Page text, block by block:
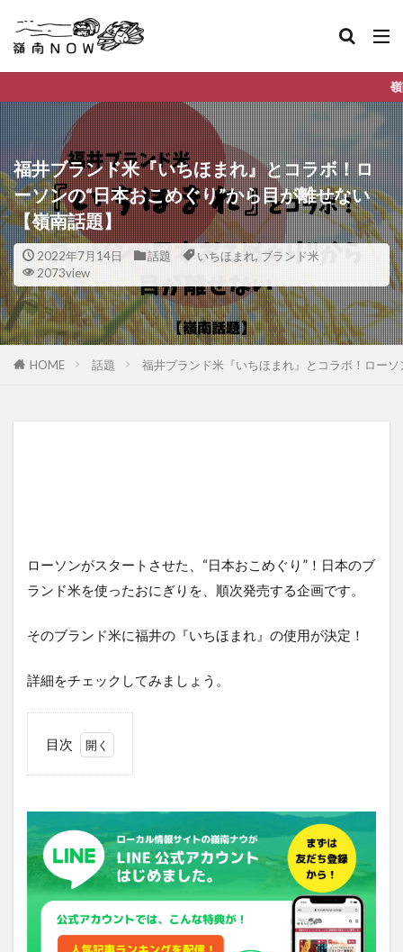
嶺南ナウ リリースしまし
福井ブランド米『いちほまれ』とコラボ！ロ
ーソンの“日本おこめぐり”から目が離せない
【嶺南話題】
2022年7月14日 話題 いちほまれ, ブランド米
2073view
HOME 話題 福井ブランド米『いちほまれ』とコラボ！ロー
ローソンがスタートさせた、“日本おこめぐり”！日本のブ
ランド米を使ったおにぎりを、順次発売する企画です。
そのブランド米に福井の『いちほまれ』の使用が決定！
詳細をチェックしてみましょう。
目次
ぐ
り”で、
日本の
お米の
美味し
さを知